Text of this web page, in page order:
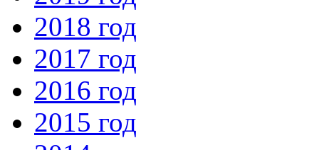
2018 год
2017 год
2016 год
2015 год